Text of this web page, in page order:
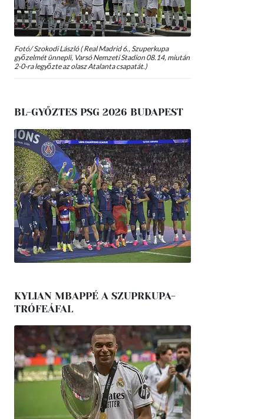
Fotó/ Szokodi László ( Real Madrid 6., Szuperkupa
győzelmét ünnepli, Varsó Nemzeti Stadion 08.14, miután
2-0-ra legyőzte az olasz Atalanta csapatát.)
BL-GYŐZTES PSG 2026 BUDAPEST
KYLIAN MBAPPÉ A SZUPRKUPA-
TRÓFEÁFAL